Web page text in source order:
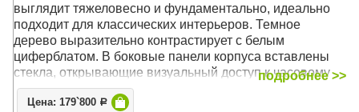
выглядит тяжеловесно и фундаментально, идеально
подходит для классических интерьеров. Темное
дерево выразительно контрастирует с белым
циферблатом. В боковые панели корпуса вставлены
стекла, открывающие визуальный доступ к часовому
механизму. Такое произведение немецких мастеров
может быть установлены в гостиной, кабинете или
подробнее >>
Цена: 179`800 Р